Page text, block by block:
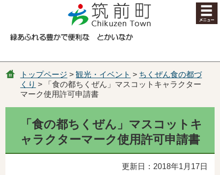
コンテンツにジャンプ
トップページ >観光・イベント > ちくぜん食の都づ
くり > 「食の都ちくぜん」マスコットキャラクター
マーク使用許可申請書
「食の都ちくぜん」マスコットキ
ャラクターマーク使用許可申請書
更新日：2018年1月17日